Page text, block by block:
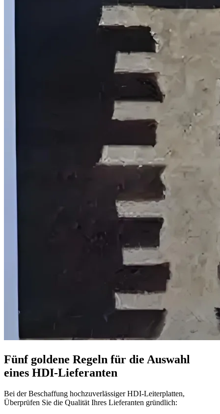
Fünf goldene Regeln für die Auswahl
eines HDI-Lieferanten
Bei der Beschaffung hochzuverlässiger HDI-Leiterplatten,
Überprüfen Sie die Qualität Ihres Lieferanten gründlich: